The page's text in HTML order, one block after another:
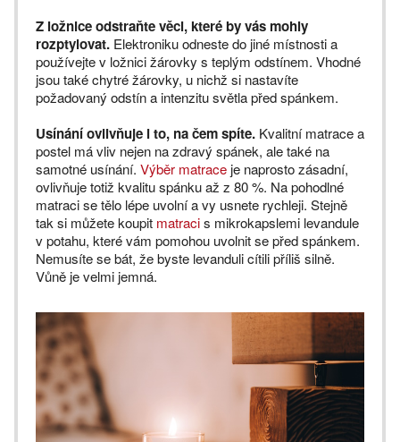
Z ložnice odstraňte věci, které by vás mohly
rozptylovat. Elektroniku odneste do jiné místnosti a
používejte v ložnici žárovky s teplým odstínem. Vhodné
jsou také chytré žárovky, u nichž si nastavíte
požadovaný odstín a intenzitu světla před spánkem.
Usínání ovlivňuje i to, na čem spíte. Kvalitní matrace a
postel má vliv nejen na zdravý spánek, ale také na
samotné usínání. Výběr matrace je naprosto zásadní,
ovlivňuje totiž kvalitu spánku až z 80 %. Na pohodlné
matraci se tělo lépe uvolní a vy usnete rychleji. Stejně
tak si můžete koupit matracis mikrokapslemi levandule
v potahu, které vám pomohou uvolnit se před spánkem.
Nemusíte se bát, že byste levanduli cítili příliš silně.
Vůně je velmi jemná.